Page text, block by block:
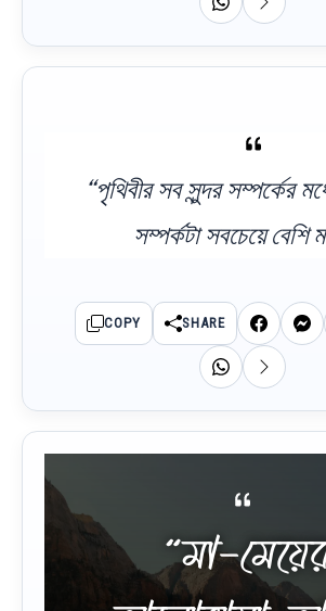
“পৃথিবীর সব সুন্দর সম্পর্কের
সম্পর্কটা সবচেয়ে বেশি
COPY SHARE
“মা-